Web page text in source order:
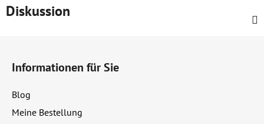
Diskussion
Informationen für Sie
Blog
Meine Bestellung